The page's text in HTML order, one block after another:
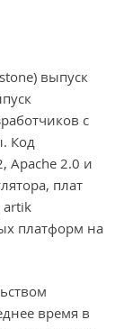
выпуск
с
Код
Apache 2.0 и
плат
artik
платформ на
время в